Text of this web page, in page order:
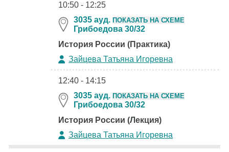
10:50 - 12:25
3035 ауд. ПОКАЗАТЬ НА СХЕМЕ
Грибоедова 30/32
История России (Практика)
Зайцева Татьяна Игоревна
12:40 - 14:15
3035 ауд. ПОКАЗАТЬ НА СХЕМЕ
Грибоедова 30/32
История России (Лекция)
Зайцева Татьяна Игоревна